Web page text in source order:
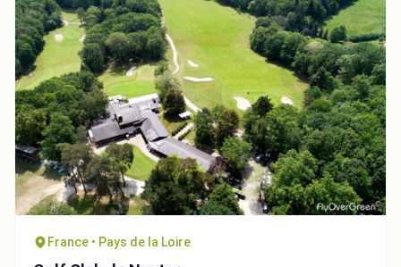
France • Pays de la Loire
Close